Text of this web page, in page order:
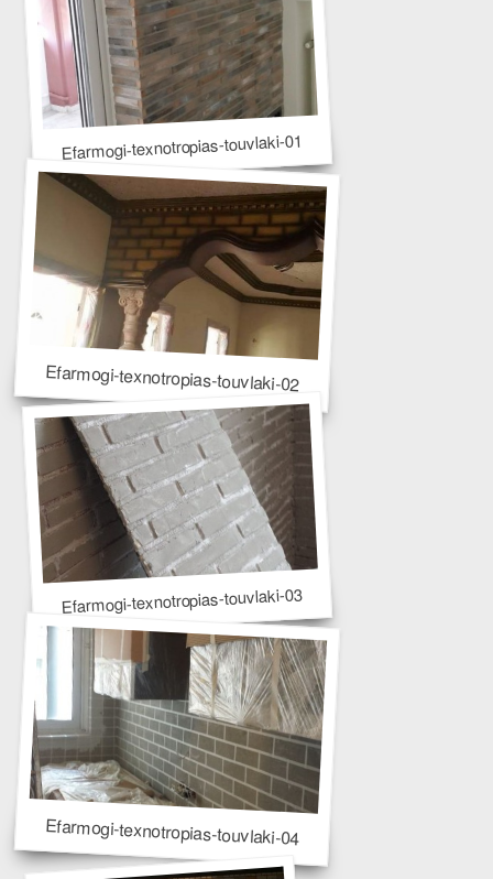
Efarmogi-texnotropias-touvlaki-01
Efarmogi-texnotropias-touvlaki-02
Efarmogi-texnotropias-touvlaki-03
Efarmogi-texnotropias-touvlaki-04